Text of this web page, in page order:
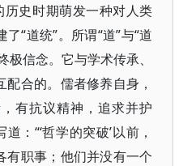
历史时期萌发一种对人类
“道统”。所谓“道”与“道
信念。它与学术传承、
合的。儒者修养自身，
有抗议精神，追求并护
：“‘哲学的突破’以前，
有职事；他们并没有一个